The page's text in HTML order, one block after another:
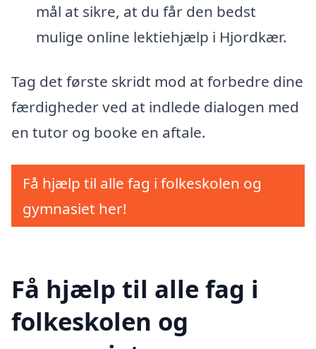
mål at sikre, at du får den bedst
mulige online lektiehjælp i Hjordkær.
Tag det første skridt mod at forbedre dine
færdigheder ved at indlede dialogen med
en tutor og booke en aftale.
Få hjælp til alle fag i folkeskolen og
gymnasiet her!
Få hjælp til alle fag i
folkeskolen og